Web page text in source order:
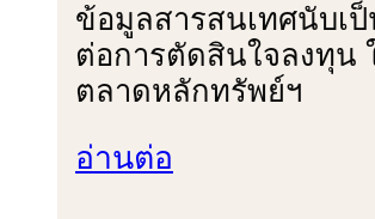
ข้อมูลสารสนเทศนับเ
ต่อการตัดสินใจลงทุน
ตลาดหลักทรัพย์ฯ
อ่านต่อ